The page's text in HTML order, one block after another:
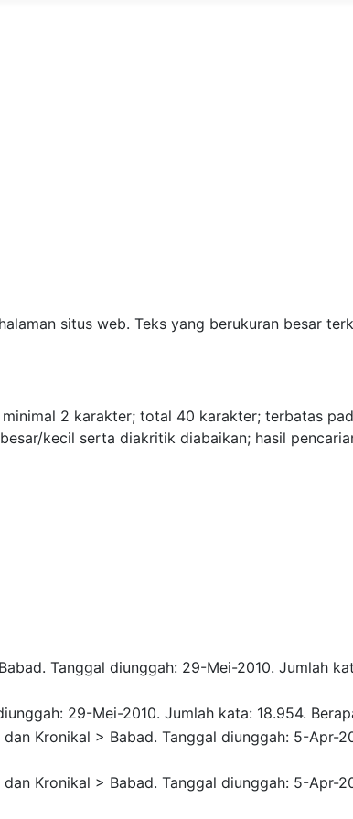
situs web. Teks yang berukuran besar
2 karakter; total 40 karakter; terbatas
kecil serta diakritik diabaikan; hasil
Tanggal diunggah: 29-Mei-2010. Jumlah
29-Mei-2010. Jumlah kata: 18.954.
Kronikal > Babad. Tanggal diunggah: 5-Apr-
Kronikal > Babad. Tanggal diunggah: 5-Apr-